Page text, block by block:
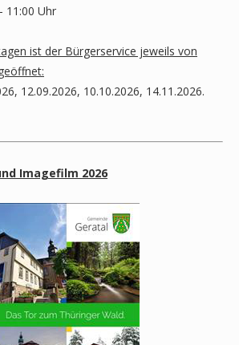
11:00 Uhr
ist der Bürgerservice jeweils von
12.09.2026, 10.10.2026, 14.11.2026.
Imagefilm 2026